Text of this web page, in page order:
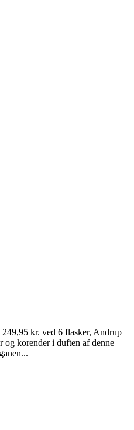
kr. ved 6 flasker, Andrup
og korender i duften af denne